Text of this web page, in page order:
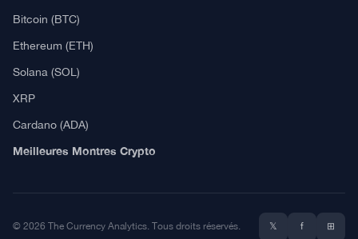
Bitcoin (BTC)
Ethereum (ETH)
Solana (SOL)
XRP
Cardano (ADA)
Meilleures Montres Crypto
© 2026 The Currency Analytics. Tous droits réservés. 𝕏 f ⊞